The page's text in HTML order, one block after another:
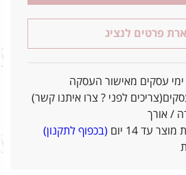
פרטים לנציג
/ אורך
עד 14 יום
(בכפוף לתקנון)